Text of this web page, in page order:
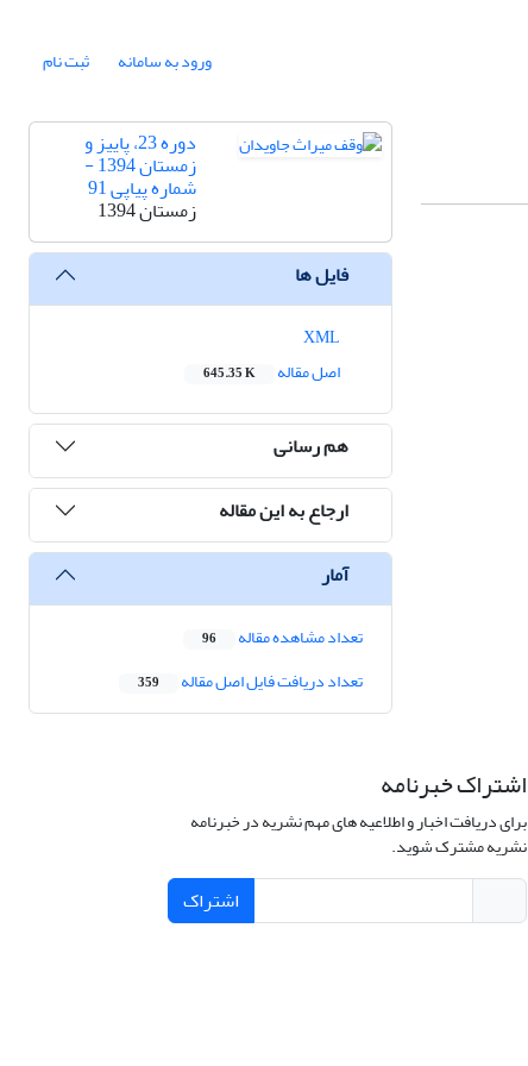
ورود به سامانه ثبت نام
دوره 23، پاییز و
زمستان 1394 -
شماره پیاپی 91
زمستان 1394
فایل ها
اصل مقاله
645.35 K
هم رسانی
ارجاع به این مقاله
آمار
تعداد مشاهده مقاله 96
تعداد دریافت فایل اصل مقاله 359
اشتراک خبرنامه
برای دریافت اخبار و اطلاعیه های مهم نشریه در خبرنامه
نشریه مشترک شوید.
اشتراک